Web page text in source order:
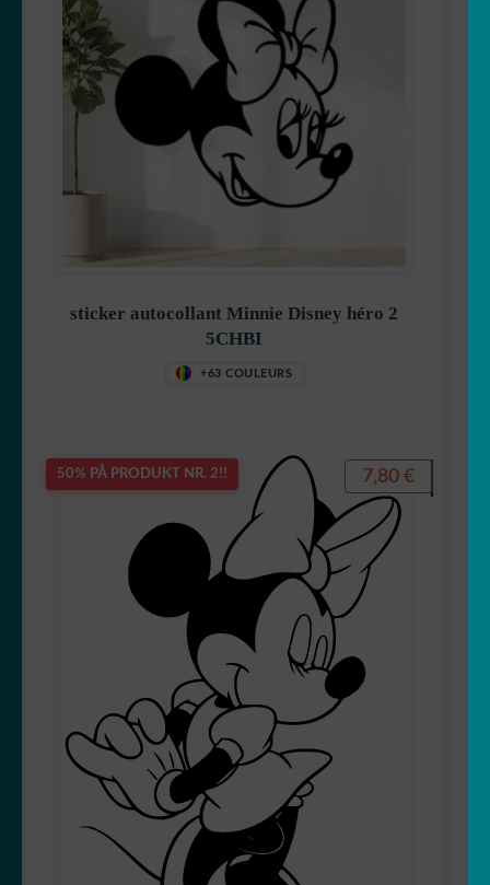
sticker autocollant Minnie Disney héro 2
5CHBI
+63 COULEURS
50% PÅ PRODUKT NR. 2!! 7,80 €